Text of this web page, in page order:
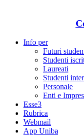
Info per
Futuri
Studenti
Laureati
Studenti
Personale
Enti e
Esse3
Rubrica
Webmail
App Uniba